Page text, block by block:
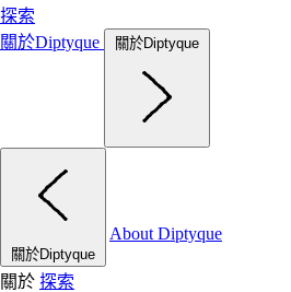
探索
關於Diptyque
關於Diptyque
關於Diptyque
About Diptyque
關於 探索